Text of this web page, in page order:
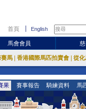
首頁 English
馬會會員
賽馬 香港國際馬匹拍賣會 從
果 賽事報告 騎練資料 馬